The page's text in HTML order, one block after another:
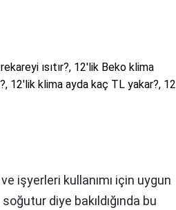
ısıtır?, 12'lik Beko klima
12'lik klima ayda kaç TL yakar?, 12
işyerleri kullanımı için uygun
diye bakıldığında bu